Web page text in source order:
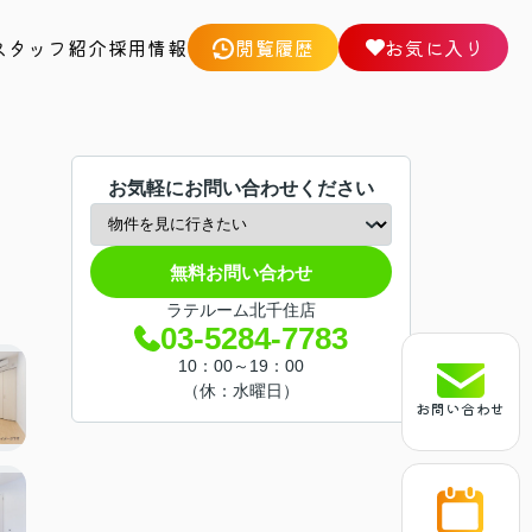
タッフ紹介採用情報 閲覧履歴 お気に入り
お問い合わせ
お気軽にお問い合わせください
無料お問い合わせ
ラテルーム北千住店
03-5284-7783
10：00～19：00
（休：水曜日）